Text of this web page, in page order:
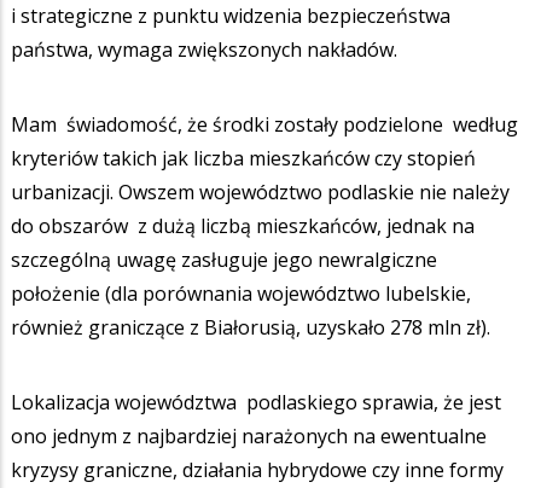
i strategiczne z punktu widzenia bezpieczeństwa
państwa, wymaga zwiększonych nakładów.
Mam świadomość, że środki zostały podzielone według
kryteriów takich jak liczba mieszkańców czy stopień
urbanizacji. Owszem województwo podlaskie nie należy
do obszarów z dużą liczbą mieszkańców, jednak na
szczególną uwagę zasługuje jego newralgiczne
położenie (dla porównania województwo lubelskie,
również graniczące z Białorusią, uzyskało 278 mln zł).
Lokalizacja województwa podlaskiego sprawia, że jest
ono jednym z najbardziej narażonych na ewentualne
kryzysy graniczne, działania hybrydowe czy inne formy